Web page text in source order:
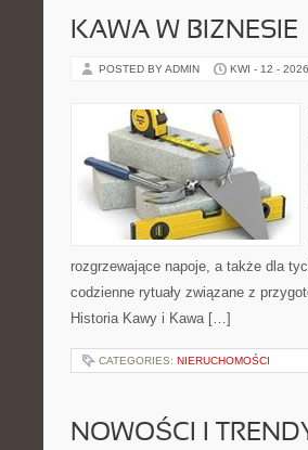
KAWA W BIZNESIE
POSTED BY ADMIN KWI - 12 - 2026
rozgrzewające napoje, a także dla
codzienne rytuały związane z
Historia Kawy i Kawa […]
CATEGORIES: NIERUCHOMOŚCI
NOWOŚCI I